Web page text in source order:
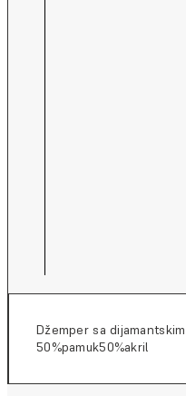
Džemper sa
50%pamuk50%akril